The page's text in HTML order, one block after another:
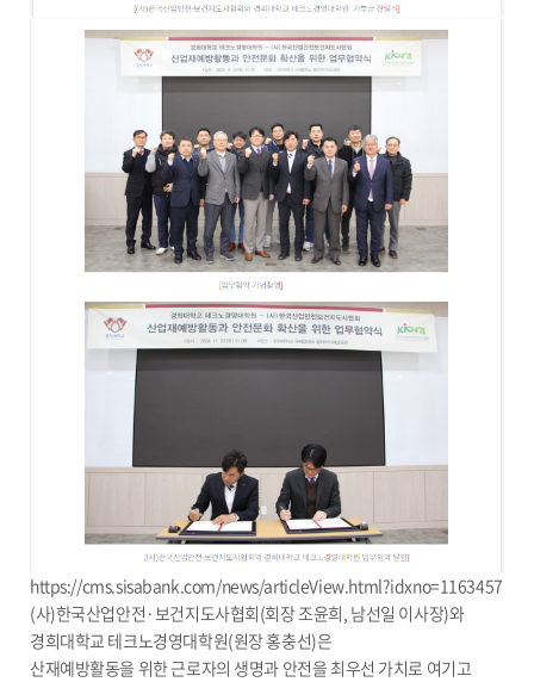
https://cms.sisabank.com/news/articleView.html?idxno=1163457
(사)한국산업안전·보건지도사협회(회장 조윤희, 남선일 이사장)와
경희대학교 테크노경영대학원(원장 홍충선)은
산재예방활동을 위한 근로자의 생명과 안전을 최우선 가치로 여기고